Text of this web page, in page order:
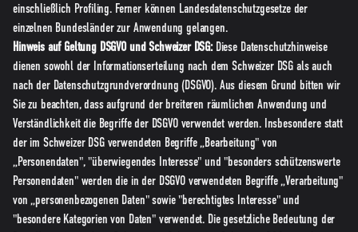
einschließlich Profiling. Ferner können Landesdatenschutzgesetze der
einzelnen Bundesländer zur Anwendung gelangen.
Hinweis auf Geltung DSGVO und Schweizer DSG: Diese Datenschutzhinweise
dienen sowohl der Informationserteilung nach dem Schweizer DSG als auch
nach der Datenschutzgrundverordnung (DSGVO). Aus diesem Grund bitten wir
Sie zu beachten, dass aufgrund der breiteren räumlichen Anwendung und
Verständlichkeit die Begriffe der DSGVO verwendet werden. Insbesondere statt
der im Schweizer DSG verwendeten Begriffe „Bearbeitung" von
„Personendaten", "überwiegendes Interesse" und "besonders schützenswerte
Personendaten" werden die in der DSGVO verwendeten Begriffe „Verarbeitung"
von „personenbezogenen Daten" sowie "berechtigtes Interesse" und
"besondere Kategorien von Daten" verwendet. Die gesetzliche Bedeutung der